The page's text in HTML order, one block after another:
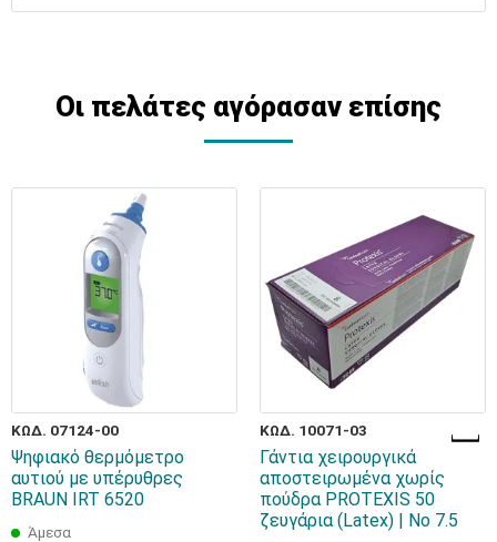
Οι πελάτες αγόρασαν επίσης
ΚΩΔ. 07124-00
Ψηφιακό θερμόμετρο
αυτιού με υπέρυθρες
BRAUN IRT 6520
Άμεσα
ΚΩΔ. 10071-03
Γάντια χειρουργικά
αποστειρωμένα χωρίς
πούδρα PROTEXIS 50
ζευγάρια (Latex) | No 7.5